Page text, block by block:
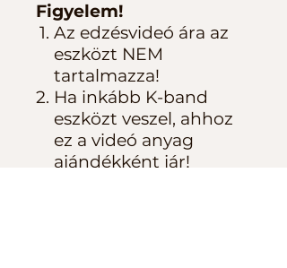
Figyelem!
Az edzésvideó ára az
eszközt NEM
tartalmazza!
Ha inkább K-band
eszközt veszel, ahhoz
ez a videó anyag
ajándékként jár!